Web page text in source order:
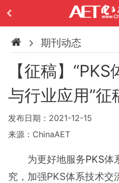
期刊动态
【征稿】
与行业应用”征
发布日期：2021-12-15
来源：ChinaAET
为更好地服务PKS体
究，加强PKS体系技术交